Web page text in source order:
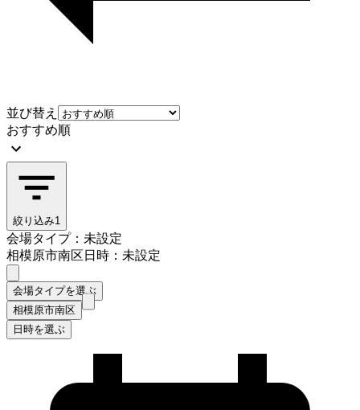
並び替え
おすすめ順
絞り込み1
会場タイプ：未設定
相模原市南区日時：未設定
会場タイプを選ぶ
相模原市南区
日時を選ぶ